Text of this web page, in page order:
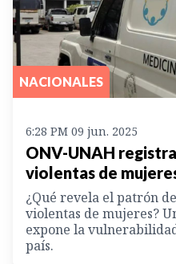
NACIONALES
6:28 PM 09 jun. 2025
ONV-UNAH
violentas de
¿Qué revela el patrón
violentas de mujeres?
expone la
país.